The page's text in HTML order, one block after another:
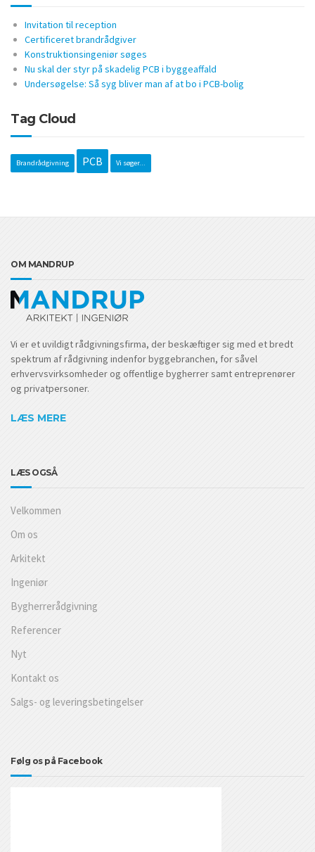
Invitation til reception
Certificeret brandrådgiver
Konstruktionsingeniør søges
Nu skal der styr på skadelig PCB i byggeaffald
Undersøgelse: Så syg bliver man af at bo i PCB-bolig
Tag Cloud
Brandrådgivning PCB Vi søger...
OM MANDRUP
Vi er et uvildigt rådgivningsfirma, der beskæftiger sig med et bredt
spektrum af rådgivning indenfor byggebranchen, for såvel
erhvervsvirksomheder og offentlige bygherrer samt entreprenører
og privatpersoner.
LÆS MERE
LÆS OGSÅ
Velkommen
Om os
Arkitekt
Ingeniør
Bygherrerådgivning
Referencer
Nyt
Kontakt os
Salgs- og leveringsbetingelser
Følg os på Facebook